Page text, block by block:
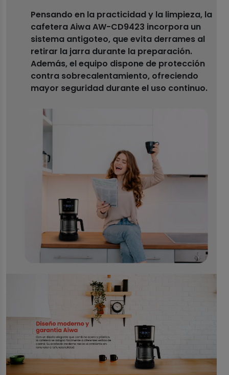
Pensando en la practicidad y la limpieza, la
cafetera Aiwa AW-CD9423 incorpora un
sistema antigoteo, que evita derrames al
retirar la jarra durante la preparación.
Además, el equipo dispone de protección
contra sobrecalentamiento, ofreciendo
mayor seguridad durante el uso continuo.